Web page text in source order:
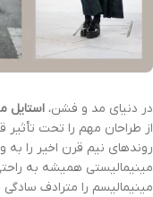
در دنیای مد و فشن، استایل
از طراحان مهم را تحت تأثیر
روندهای نیم قرن اخیر را به
مینیمالیستی همیشه به
مینیمالیسم را مترادف